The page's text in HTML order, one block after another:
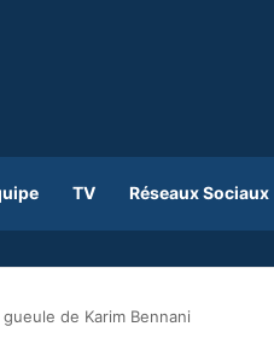
TV Réseaux Sociaux
de Karim Bennani